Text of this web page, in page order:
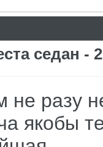
седан - 2
не разу
якобы